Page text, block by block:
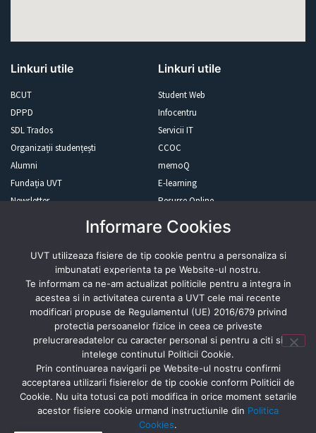
Linkuri utile
BCUT
DPPD
SDL Trados
Organizații studențești
Alumni
Fundația UVT
Newsletter
Linkuri utile
Student Web
Infocentru
Servicii IT
CCOC
memoQ
E-learning
Resurse Online
Revista presei
Abonează-te
Informare Cookies
UVT utilizeaza fisiere de tip cookie pentru a personaliza si
imbunatati experienta ta pe Website-ul nostru.
Te informam ca ne-am actualizat politicile pentru a integra in
acestea si in activitatea curenta a UVT cele mai recente
modificari propuse de Regulamentul (UE) 2016/679 privind
protectia persoanelor fizice in ceea ce priveste
prelucrareadatelor cu caracter personal si pentru a citi si
intelege continutul Politicii Cookie.
Prin continuarea navigarii pe Website-ul nostru confirmi
acceptarea utilizarii fisierelor de tip cookie conform Politicii de
Cookie. Nu uita totusi ca poti modifica in orice moment setarile
acestor fisiere cookie urmand instructiunile din Politica
Cookies.